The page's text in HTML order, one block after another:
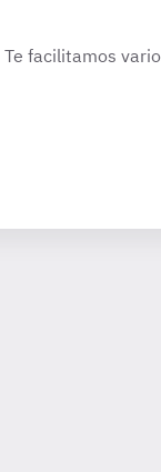
Te facilitamos